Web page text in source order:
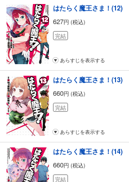
はたらく魔王さま！(12)
627円 (税込)
完結
あらすじを表示する
はたらく魔王さま！(13)
660円 (税込)
完結
あらすじを表示する
はたらく魔王さま！(14)
660円 (税込)
完結